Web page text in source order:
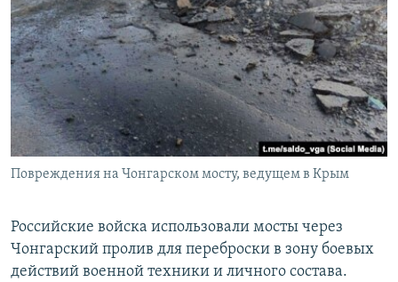
Повреждения на Чонгарском мосту, ведущем в Крым
Российские войска использовали мосты через
Чонгарский пролив для переброски в зону боевых
действий военной техники и личного состава.